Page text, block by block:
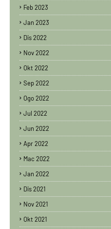
Feb 2023
Jan 2023
Dis 2022
Nov 2022
Okt 2022
Sep 2022
Ogo 2022
Jul 2022
Jun 2022
Apr 2022
Mac 2022
Jan 2022
Dis 2021
Nov 2021
Okt 2021